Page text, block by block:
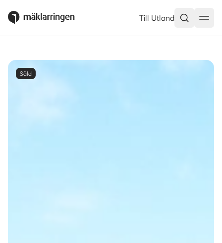
Till Utland
Såld